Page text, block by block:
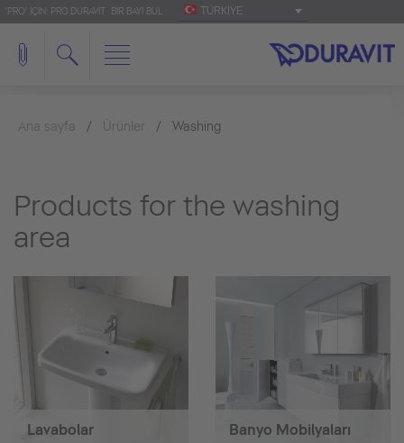
'PRO' IÇIN: PRO.DURAVIT BIR BAYI BUL TÜRKIYE
Ana sayfa Ürünler Washing
Products for the washing
area
Lavabolar Banyo Mobilyaları